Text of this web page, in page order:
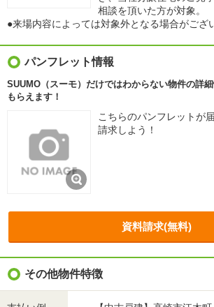
相談を頂いた方が対象。
●来場内容によっては対象外となる場合がござ
パンフレット情報
SUUMO（スーモ）だけではわからない物件の詳
もらえます！
こちらのパンフレットが
請求しよう！
資料請求(無料)
その他物件特徴